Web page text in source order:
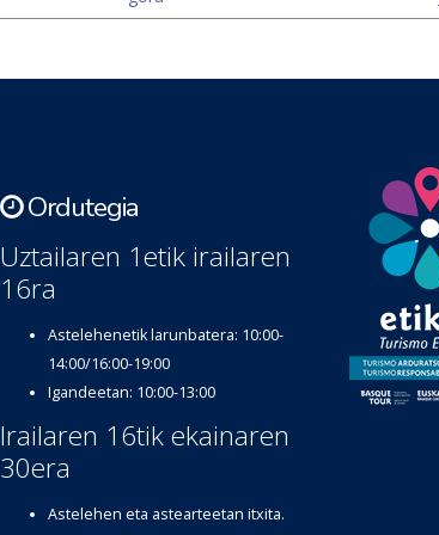
Ordutegia
Uztailaren 1etik irailaren
16ra
Astelehenetik larunbatera: 10:00-
14:00/16:00-19:00
Igandeetan: 10:00-13:00
Irailaren 16tik ekainaren
30era
Astelehen eta astearteetan itxita.